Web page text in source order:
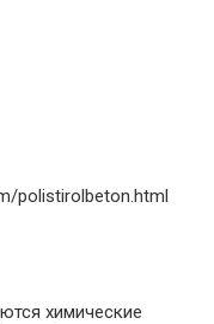
polistirolbeton.html
химические